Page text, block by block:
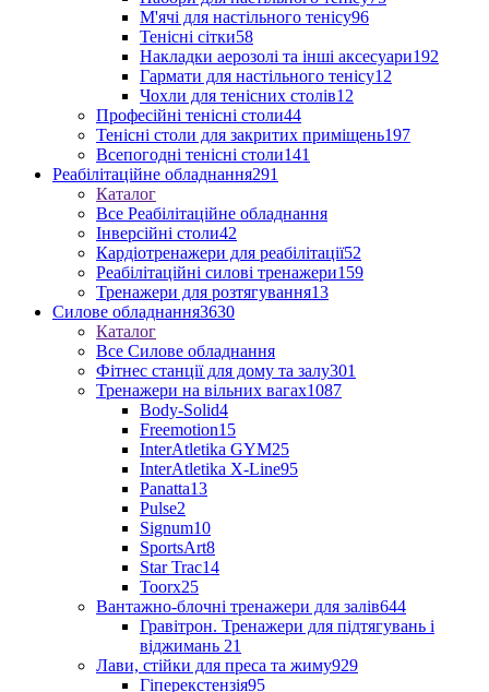
М'ячі для настільного тенісу96
Тенісні сітки58
Накладки аерозолі та інші аксесуари192
Гармати для настільного тенісу12
Чохли для тенісних столів12
Професійні тенісні столи44
Тенісні столи для закритих приміщень197
Всепогодні тенісні столи141
Реабілітаційне обладнання291
Каталог
Все Реабілітаційне обладнання
Інверсійні столи42
Кардіотренажери для реабілітації52
Реабілітаційні силові тренажери159
Тренажери для розтягування13
Силове обладнання3630
Каталог
Все Силове обладнання
Фітнес станції для дому та залу301
Тренажери на вільних вагах1087
Body-Solid4
Freemotion15
InterAtletika GYM25
InterAtletika X-Line95
Panatta13
Pulse2
Signum10
SportsArt8
Star Trac14
Toorx25
Вантажно-блочні тренажери для залів644
Гравітрон. Тренажери для підтягувань і
віджимань 21
Лави, стійки для преса та жиму929
Гіперекстензія95